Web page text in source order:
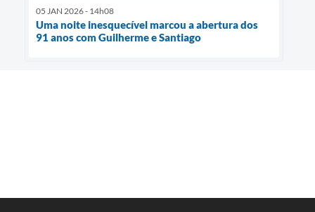
05 JAN 2026 - 14h08
Uma noite inesquecível marcou a abertura dos
91 anos com Guilherme e Santiago